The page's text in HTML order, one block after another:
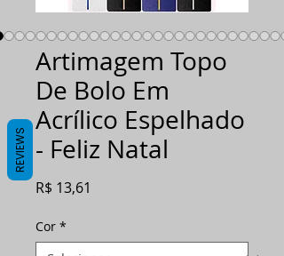
Artimagem Topo
De Bolo Em
Acrílico Espelhado
- Feliz Natal
R$ 13,61
Cor *
REVIEWS